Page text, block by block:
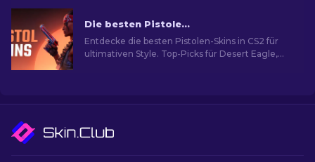
Die besten Pistolen-Skins in CS2 [2026]
Entdecke die besten Pistolen-Skins in CS2 für
ultimativen Style. Top-Picks für Desert Eagle,